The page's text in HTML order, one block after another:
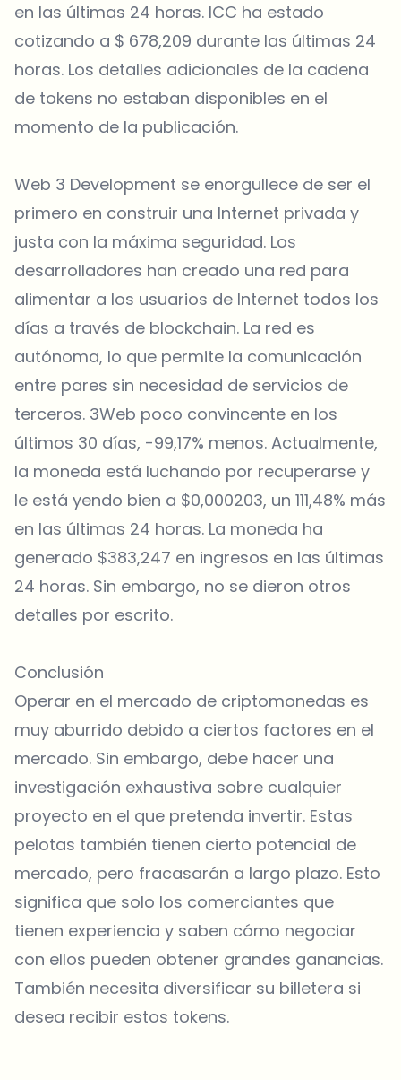
en las últimas 24 horas. ICC ha estado
cotizando a $ 678,209 durante las últimas 24
horas. Los detalles adicionales de la cadena
de tokens no estaban disponibles en el
momento de la publicación.
Web 3 Development se enorgullece de ser el
primero en construir una Internet privada y
justa con la máxima seguridad. Los
desarrolladores han creado una red para
alimentar a los usuarios de Internet todos los
días a través de blockchain. La red es
autónoma, lo que permite la comunicación
entre pares sin necesidad de servicios de
terceros. 3Web poco convincente en los
últimos 30 días, -99,17% menos. Actualmente,
la moneda está luchando por recuperarse y
le está yendo bien a $0,000203, un 111,48% más
en las últimas 24 horas. La moneda ha
generado $383,247 en ingresos en las últimas
24 horas. Sin embargo, no se dieron otros
detalles por escrito.
Conclusión
Operar en el mercado de criptomonedas es
muy aburrido debido a ciertos factores en el
mercado. Sin embargo, debe hacer una
investigación exhaustiva sobre cualquier
proyecto en el que pretenda invertir. Estas
pelotas también tienen cierto potencial de
mercado, pero fracasarán a largo plazo. Esto
significa que solo los comerciantes que
tienen experiencia y saben cómo negociar
con ellos pueden obtener grandes ganancias.
También necesita diversificar su billetera si
desea recibir estos tokens.